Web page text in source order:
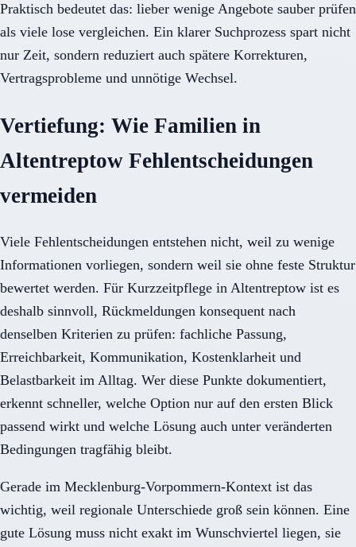
Praktisch bedeutet das: lieber wenige Angebote sauber prüfen
als viele lose vergleichen. Ein klarer Suchprozess spart nicht
nur Zeit, sondern reduziert auch spätere Korrekturen,
Vertragsprobleme und unnötige Wechsel.
Vertiefung: Wie Familien in
Altentreptow Fehlentscheidungen
vermeiden
Viele Fehlentscheidungen entstehen nicht, weil zu wenige
Informationen vorliegen, sondern weil sie ohne feste Struktur
bewertet werden. Für Kurzzeitpflege in Altentreptow ist es
deshalb sinnvoll, Rückmeldungen konsequent nach
denselben Kriterien zu prüfen: fachliche Passung,
Erreichbarkeit, Kommunikation, Kostenklarheit und
Belastbarkeit im Alltag. Wer diese Punkte dokumentiert,
erkennt schneller, welche Option nur auf den ersten Blick
passend wirkt und welche Lösung auch unter veränderten
Bedingungen tragfähig bleibt.
Gerade im Mecklenburg-Vorpommern-Kontext ist das
wichtig, weil regionale Unterschiede groß sein können. Eine
gute Lösung muss nicht exakt im Wunschviertel liegen, sie